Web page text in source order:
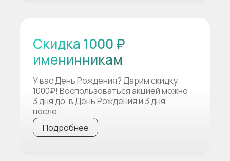
Подробнее
Скидка 1000 ₽
именинникам
У вас День Рождения? Дарим скидку
1000₽! Воспользоваться акцией можно
3 дня до, в День Рождения и 3 дня
после.